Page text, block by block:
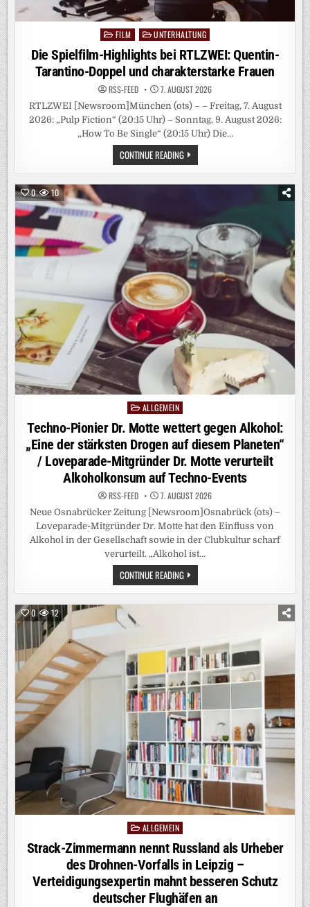
Posted
in
FILM UNTERHALTUNG
Die Spielfilm-Highlights bei RTLZWEI: Quentin-
Tarantino-Doppel und charakterstarke Frauen
RSS-FEED 7. AUGUST 2026
RTLZWEI [Newsroom]München (ots) – – Freitag, 7. August
2026: „Pulp Fiction“ (20:15 Uhr) – Sonntag, 9. August 2026:
„How To Be Single“ (20:15 Uhr) Die…
CONTINUE READINGDIE
SPIELFILM-
HIGHLIGHTS
BEI
UND
CHARAKTERSTARKE
FRAUEN
0 10
Posted
in
ALLGEMEIN
Techno-Pionier Dr. Motte wettert gegen Alkohol:
„Eine der stärksten Drogen auf diesem Planeten“
/ Loveparade-Mitgründer Dr. Motte verurteilt
Alkoholkonsum auf Techno-Events
RSS-FEED 7. AUGUST 2026
Neue Osnabrücker Zeitung [Newsroom]Osnabrück (ots) –
Loveparade-Mitgründer Dr. Motte hat den Einfluss von
Alkohol in der Gesellschaft sowie in der Clubkultur scharf
verurteilt. „Alkohol ist…
CONTINUE READINGTECHNO-
PIONIER
DR.
DER
STÄRKSTEN
DROGEN
AUF
DIESEM
PLANETEN“
/
LOVEPARADE-
MITGRÜNDER
DR.
MOTTE
VERURTEILT
ALKOHOLKONSUM
AUF
TECHNO-
EVENTS
0 12
PostedALLGEMEIN
Strack-Zimmermann nennt Russland als Urheber
des Drohnen-Vorfalls in Leipzig –
Verteidigungsexpertin mahnt besseren Schutz
deutscher Flughäfen an